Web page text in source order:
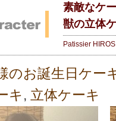
素敵なケ
獣の立体
Patissier
のお誕生日ケー
キ , 立体ケーキ